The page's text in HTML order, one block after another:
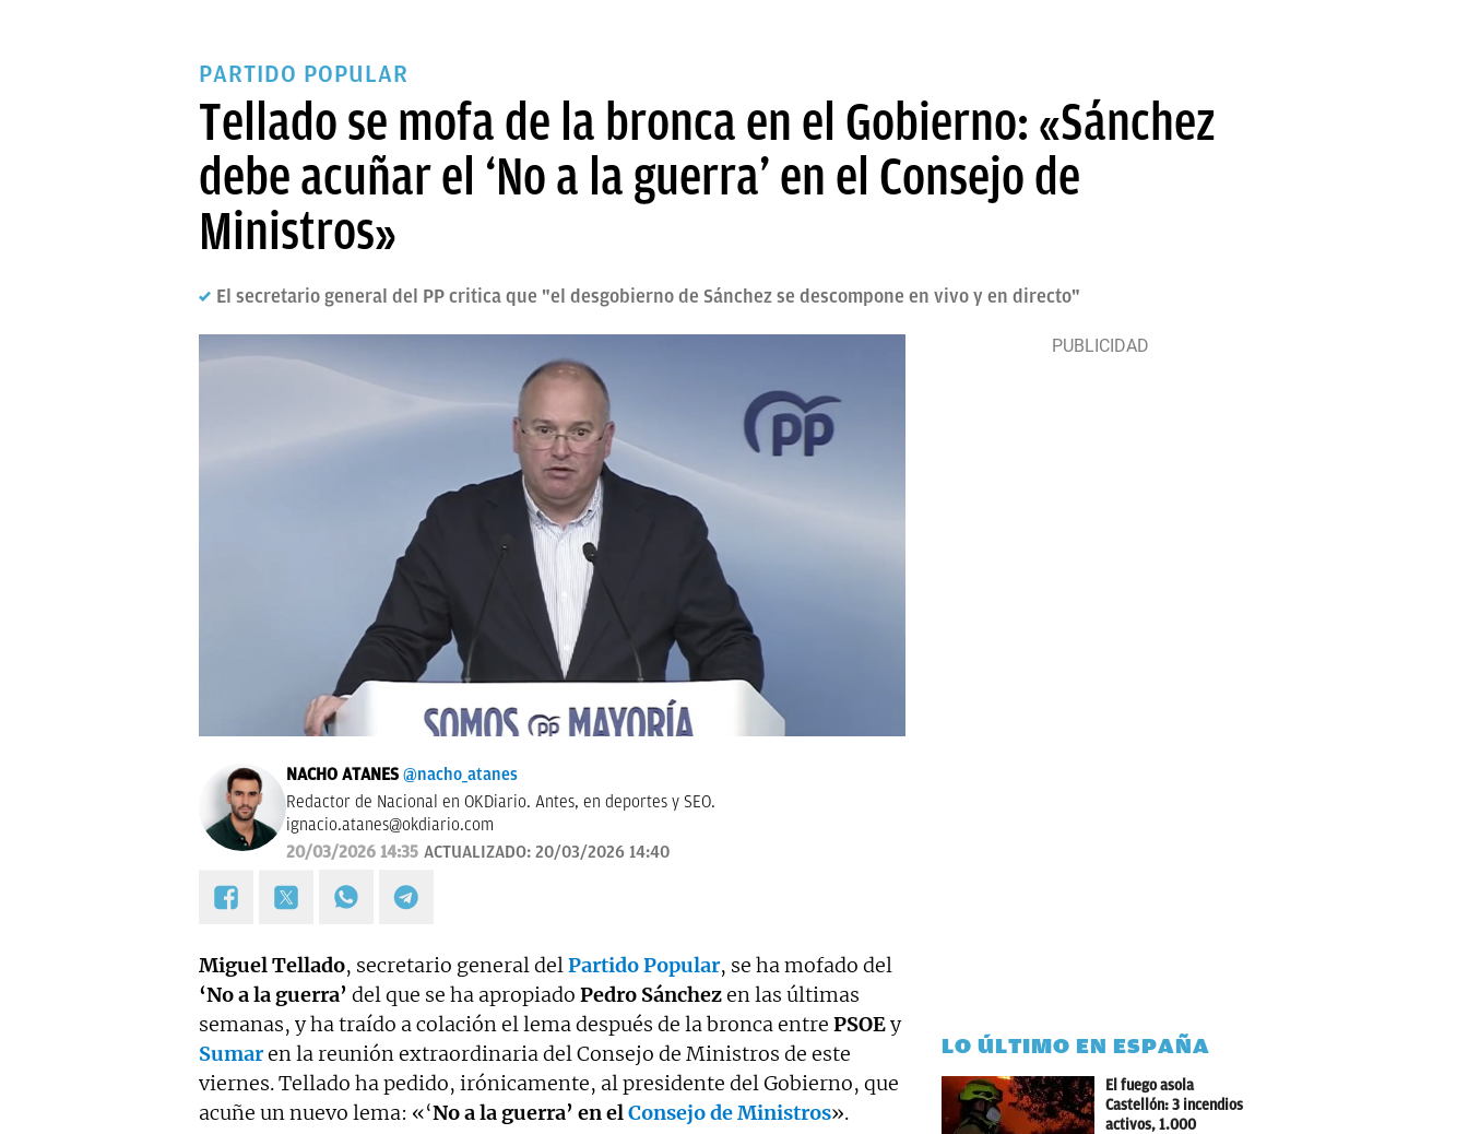
PARTIDO POPULAR
Tellado se mofa de la bronca en el Gobierno: «Sánchez
debe acuñar el ‘No a la guerra’ en el Consejo de
Ministros»
El secretario general del PP critica que "el desgobierno de Sánchez se descompone en vivo y en directo"
NACHO ATANES @nacho_atanes
Redactor de Nacional en OKDiario. Antes, en deportes y SEO.
ignacio.atanes@okdiario.com
20/03/2026 14:35 ACTUALIZADO: 20/03/2026 14:40
Miguel Tellado, secretario general del Partido Popular, se ha mofado del
‘No a la guerra’ del que se ha apropiado Pedro Sánchezen las últimas
semanas, y ha traído a colación el lema después de la bronca entre PSOEy
Sumaren la reunión extraordinaria del Consejo de Ministros de este
viernes. Tellado ha pedido, irónicamente, al presidente del Gobierno, que
acuñe un nuevo lema: «‘No a la guerra’ en el Consejo de Ministros».
LO ÚLTIMO EN ESPAÑA
El fuego asola
Castellón: 3 incendios
activos, 1.000